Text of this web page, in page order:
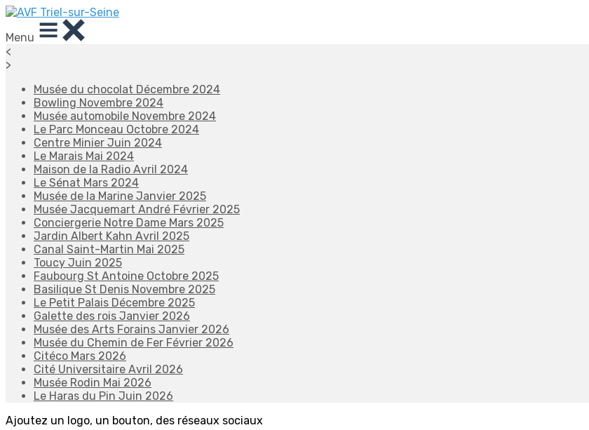
Menu
<
>
Musée du chocolat Décembre 2024
Bowling Novembre 2024
Musée automobile Novembre 2024
Le Parc Monceau Octobre 2024
Centre Minier Juin 2024
Le Marais Mai 2024
Maison de la Radio Avril 2024
Le Sénat Mars 2024
Musée de la Marine Janvier 2025
Musée Jacquemart André Février 2025
Conciergerie Notre Dame Mars 2025
Jardin Albert Kahn Avril 2025
Canal Saint-Martin Mai 2025
Toucy Juin 2025
Faubourg St Antoine Octobre 2025
Basilique St Denis Novembre 2025
Le Petit Palais Décembre 2025
Galette des rois Janvier 2026
Musée des Arts Forains Janvier 2026
Musée du Chemin de Fer Février 2026
Citéco Mars 2026
Cité Universitaire Avril 2026
Musée Rodin Mai 2026
Le Haras du Pin Juin 2026
Ajoutez un logo, un bouton, des réseaux sociaux